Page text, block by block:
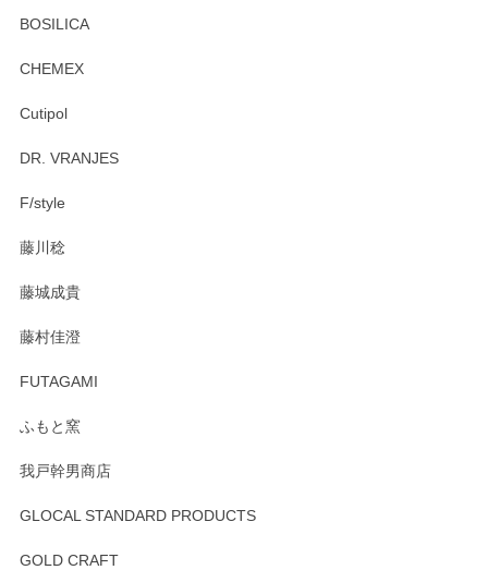
BOSILICA
CHEMEX
Cutipol
DR. VRANJES
F/style
藤川稔
藤城成貴
藤村佳澄
FUTAGAMI
ふもと窯
我戸幹男商店
GLOCAL STANDARD PRODUCTS
GOLD CRAFT